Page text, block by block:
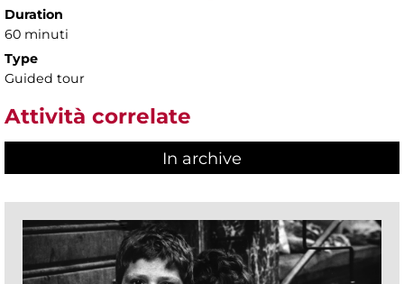
Duration
60 minuti
Type
Guided tour
Attività correlate
In archive